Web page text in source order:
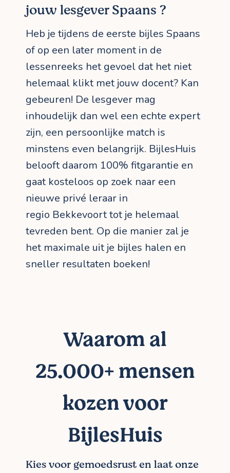
jouw lesgever Spaans ?
Heb je tijdens de eerste bijles Spaans
of op een later moment in de
lessenreeks het gevoel dat het niet
helemaal klikt met jouw docent? Kan
gebeuren! De lesgever mag
inhoudelijk dan wel een echte expert
zijn, een persoonlijke match is
minstens even belangrijk. BijlesHuis
belooft daarom 100% fitgarantie en
gaat kosteloos op zoek naar een
nieuwe privé leraar in
regio Bekkevoort tot je helemaal
tevreden bent. Op die manier zal je
het maximale uit je bijles halen en
sneller resultaten boeken!
Waarom al
25.000+ mensen
kozen voor
BijlesHuis
Kies voor gemoedsrust en laat onze